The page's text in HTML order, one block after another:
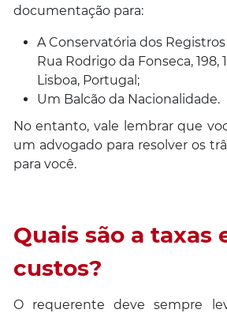
documentação para:
A Conservatória dos
Rua Rodrigo da Fonseca, 198,
Lisboa, Portugal;
Um Balcão da Nacionalidade.
No entanto, vale lembrar que
um advogado para resolver os
para você.
Quais são a taxas
custos?
O requerente deve sempre